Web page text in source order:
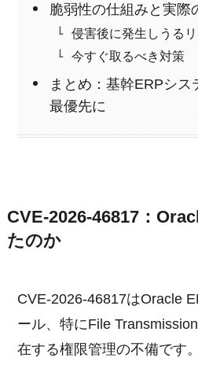
脆弱性の仕組みと実際
侵害後に発生しうるリ
今すぐ取るべき対策
まとめ：基幹ERPシス
最優先に
CVE-2026-46817：
たのか
CVE-2026-46817はOracle
ール、特にFile
在する権限管理の不備です。